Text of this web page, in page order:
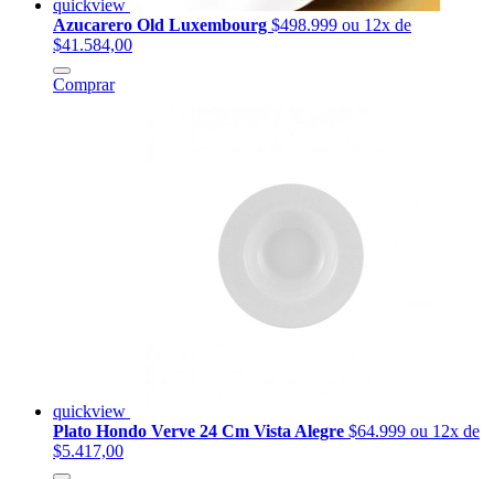
quickview
Azucarero Old Luxembourg $498.999 ou 12x de
$41.584,00
Comprar
quickview
Plato Hondo Verve 24 Cm Vista Alegre $64.999 ou 12x de
$5.417,00